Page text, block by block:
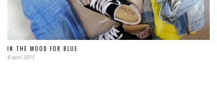
IN THE MOOD FOR BLUE
8 avril 2015